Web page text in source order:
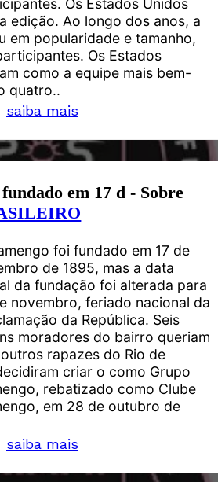
Os Estados Unidos
edição. Ao longo dos anos, a
em popularidade e tamanho,
Os Estados
como a equipe mais bem-
quatro..
saiba mais
em 17 d - Sobre
foi fundado em 17 de
de 1895, mas a data
da fundação foi alterada para
novembro, feriado nacional da
da República. Seis
moradores do bairro queriam
rapazes do Rio de
criar o como Grupo
rebatizado como Clube
em 28 de outubro de
saiba mais